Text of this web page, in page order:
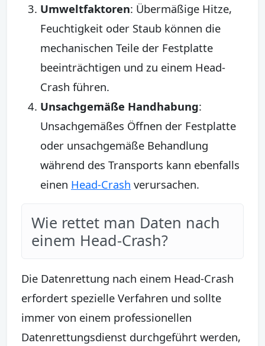
Umweltfaktoren: Übermäßige Hitze,
Feuchtigkeit oder Staub können die
mechanischen Teile der Festplatte
beeinträchtigen und zu einem Head-
Crash führen.
Unsachgemäße Handhabung:
Unsachgemäßes Öffnen der Festplatte
oder unsachgemäße Behandlung
während des Transports kann ebenfalls
einen Head-Crash verursachen.
Wie rettet man Daten nach
einem Head-Crash?
Die Datenrettung nach einem Head-Crash
erfordert spezielle Verfahren und sollte
immer von einem professionellen
Datenrettungsdienst durchgeführt werden,